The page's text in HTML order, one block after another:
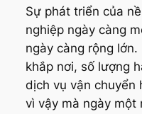
Sự phát triển của
nghiệp ngày càng
ngày càng rộng
khắp nơi, số lượng
dịch vụ vận chuyển
vì vậy mà ngày một